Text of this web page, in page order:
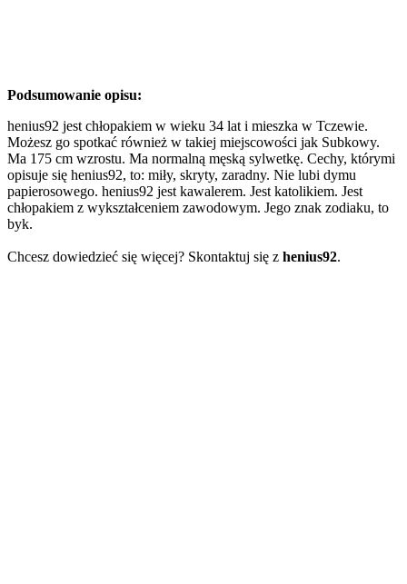
Podsumowanie opisu:
henius92 jest chłopakiem w wieku 34 lat i mieszka w Tczewie.
Możesz go spotkać również w takiej miejscowości jak Subkowy.
Ma 175 cm wzrostu. Ma normalną męską sylwetkę. Cechy, którymi
opisuje się henius92, to: miły, skryty, zaradny. Nie lubi dymu
papierosowego. henius92 jest kawalerem. Jest katolikiem. Jest
chłopakiem z wykształceniem zawodowym. Jego znak zodiaku, to
byk.
Chcesz dowiedzieć się więcej? Skontaktuj się z henius92.